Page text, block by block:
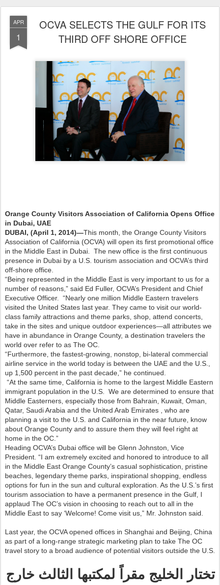
APR
1
OCVA SELECTS THE GULF FOR ITS
THIRD OFF SHORE OFFICE
Orange County Visitors Association of California Opens Office
in Dubai, UAE
DUBAI, (April 1, 2014)—This month, the Orange County Visitors
Association of California (OCVA) will open its first promotional office
in the Middle East in Dubai.
The new office is the first continuous
presence in Dubai by a U.S. tourism association and OCVA’s third
off-shore office.
“Being represented in the Middle East is very important to us for a
number of reasons,” said Ed Fuller, OCVA’s President and Chief
Executive Officer. “Nearly one million Middle Eastern travelers
visited the United States last year. They came to visit our world-
class family attractions and theme parks, shop, attend concerts,
take in the sites and unique outdoor experiences—all attributes we
have in abundance in Orange County, a destination travelers the
world over refer to as The OC.
“Furthermore, the fastest-growing, nonstop, bi-lateral commercial
airline service in the world today is between the UAE and the U.S.,
up 1,500 percent in the past decade,” he continued.
“At the same time, California is home to the largest Middle Eastern
immigrant population in the U.S. We are determined to ensure that
Middle Easterners, especially those from Bahrain, Kuwait, Oman,
Qatar, Saudi Arabia and the United Arab Emirates , who are
planning a visit to the U.S. and California in the near future, know
about Orange County and to assure them they will feel right at
home in the OC.”
Heading OCVA’s Dubai office will be Glenn Johnston, Vice
President. “I am extremely excited and honored to introduce to all
in the Middle East Orange County’s casual sophistication, pristine
beaches, legendary theme parks, inspirational shopping, endless
options for fun in the sun and cultural exploration. As the U.S.’s first
tourism association to have a permanent presence in the Gulf, I
applaud The OC’s vision in choosing to reach out to all in the
Middle East to say ‘Welcome! Come visit us,” Mr. Johnston said.
Last year, the OCVA opened offices in Shanghai and Beijing, China
as part of a long-range strategic marketing plan to take The OC
travel story to a broad audience of potential visitors outside the U.S.
تختار الخليج مقراً لمكتبها الثالث خارج